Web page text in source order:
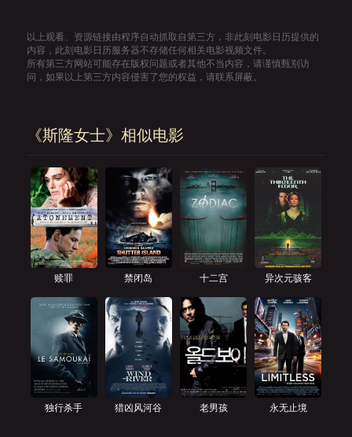
以上观看、资源链接由程序自动抓取自第三方，非此刻电影日历提供的
内容，此刻电影日历服务器不存储任何相关电影视频文件。
所有第三方网站可能存在版权问题或者其他不当内容，请谨慎甄别访
问，如果以上第三方内容侵害了您的权益，请联系屏蔽。
《斯隆女士》相似电影
赎罪 禁闭岛 十二宫 异次元骇客
独行杀手 猎凶风河谷 老男孩 永无止境